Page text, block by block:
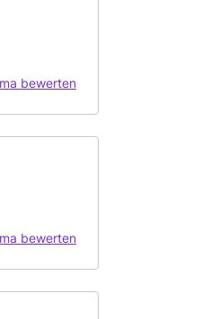
bewerten
bewerten